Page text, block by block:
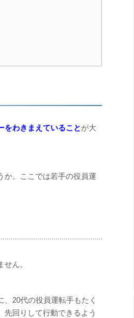
をわきまえていることが大
か。ここでは若手の役員運
ん。
20代の役員運転手もたく
回りして行動できるよう